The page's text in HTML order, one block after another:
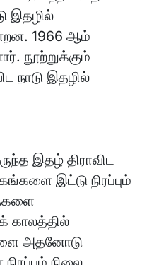
இதழில்
1966 ஆம்
நூற்றுக்கும்
நாடு இதழில்
இதழ் திராவிட
இட்டு நிரப்பும்
காலத்தில்
அதனோடு